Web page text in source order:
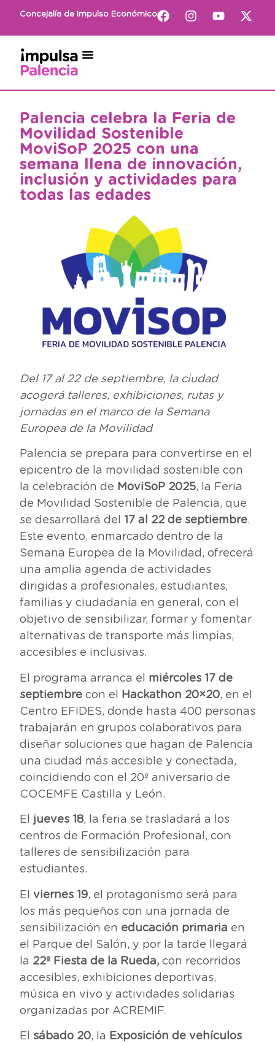
Concejalía de Impulso Económico
Palencia celebra la Feria de
Movilidad Sostenible
MoviSoP 2025 con una
semana llena de innovación,
inclusión y actividades para
todas las edades
Del 17 al 22 de septiembre, la ciudad
acogerá talleres, exhibiciones, rutas y
jornadas en el marco de la Semana
Europea de la Movilidad
Palencia se prepara para convertirse en el
epicentro de la movilidad sostenible con
la celebración de MoviSoP 2025, la Feria
de Movilidad Sostenible de Palencia, que
se desarrollará del 17 al 22 de septiembre.
Este evento, enmarcado dentro de la
Semana Europea de la Movilidad, ofrecerá
una amplia agenda de actividades
dirigidas a profesionales, estudiantes,
familias y ciudadanía en general, con el
objetivo de sensibilizar, formar y fomentar
alternativas de transporte más limpias,
accesibles e inclusivas.
El programa arranca el miércoles 17 de
septiembre con el Hackathon 20×20, en el
Centro EFIDES, donde hasta 400 personas
trabajarán en grupos colaborativos para
diseñar soluciones que hagan de Palencia
una ciudad más accesible y conectada,
coincidiendo con el 20º aniversario de
COCEMFE Castilla y León.
El jueves 18, la feria se trasladará a los
centros de Formación Profesional, con
talleres de sensibilización para
estudiantes.
El viernes 19, el protagonismo será para
los más pequeños con una jornada de
sensibilización en educación primaria en
el Parque del Salón, y por la tarde llegará
la 22ª Fiesta de la Rueda, con recorridos
accesibles, exhibiciones deportivas,
música en vivo y actividades solidarias
organizadas por ACREMIF.
El sábado 20, la Exposición de vehículos